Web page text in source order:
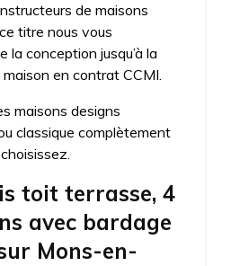
de maisons
titre nous vous
la conception jusqu’à la
en contrat CCMI.
maisons designs
classique complètement
toit terrasse, 4
avec bardage
Mons-en-